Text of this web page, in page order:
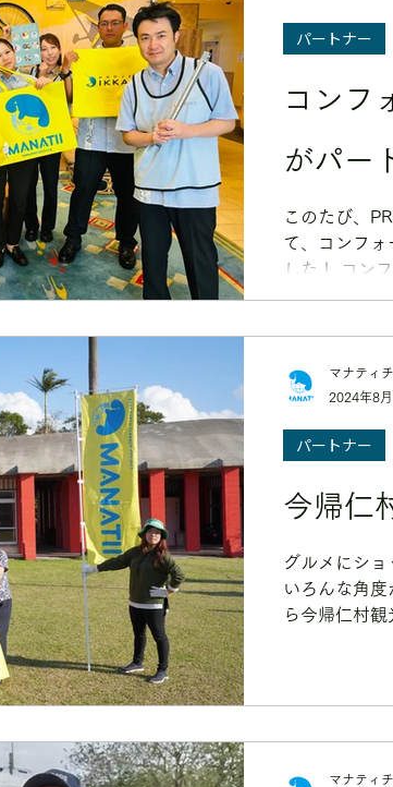
コンフ
がパー
このたび、
て、コンフ
した！ コン
那覇市内の
沖縄旅行を
の美しい海を
ご参加くだ
とう」の気持
れる旅にな
ん、これから
旅行の拠点
パートナー
今帰仁
グルメにショ
いろんな角
ら今帰仁村観
パートナー
マナティ
2024年8月
マナティ